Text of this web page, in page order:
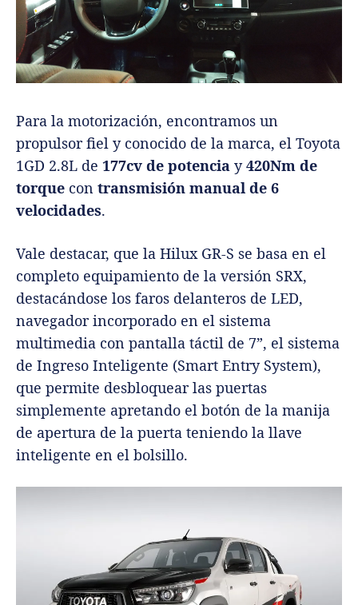
Para la motorización, encontramos un
propulsor fiel y conocido de la marca, el Toyota
1GD 2.8L de 177cv de potencia y420Nm de
torque con transmisión manual de 6
velocidades.
Vale destacar, que la Hilux GR-S se basa en el
completo equipamiento de la versión SRX,
destacándose los faros delanteros de LED,
navegador incorporado en el sistema
multimedia con pantalla táctil de 7”, el sistema
de Ingreso Inteligente (Smart Entry System),
que permite desbloquear las puertas
simplemente apretando el botón de la manija
de apertura de la puerta teniendo la llave
inteligente en el bolsillo.